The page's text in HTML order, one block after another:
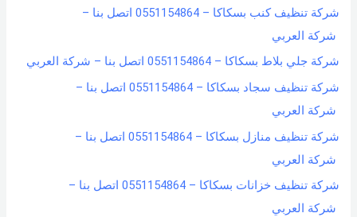
شركة تنظيف كنب بسكاكا – 0551154864 اتصل بنا –
شركة العربي
شركة جلي بلاط بسكاكا – 0551154864 اتصل بنا – شركة العربي
شركة تنظيف سجاد بسكاكا – 0551154864 اتصل بنا –
شركة العربي
شركة تنظيف منازل بسكاكا – 0551154864 اتصل بنا –
شركة العربي
شركة تنظيف خزانات بسكاكا – 0551154864 اتصل بنا –
شركة العربي